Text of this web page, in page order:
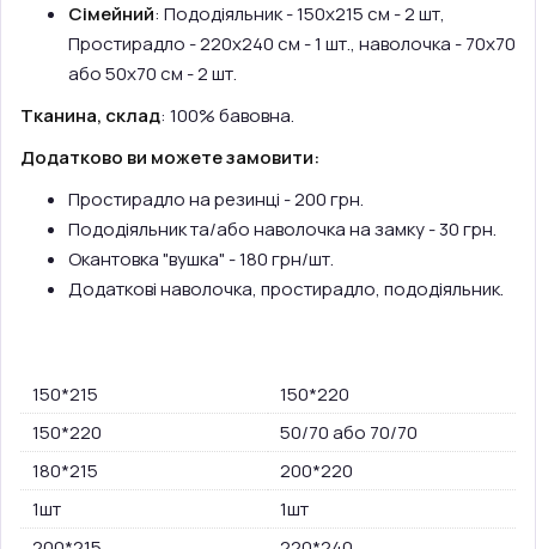
Сімейний: Пододіяльник - 150х215 см - 2 шт,
Простирадло - 220х240 см - 1 шт., наволочка - 70х70
або 50х70 см - 2 шт.
Тканина, склад: 100% бавовна.
Додатково ви можете замовити:
Простирадло на резинці - 200 грн.
Пододіяльник та/або наволочка на замку - 30 грн.
Окантовка "вушка" - 180 грн/шт.
Додаткові наволочка, простирадло, пододіяльник.
150*215
150*220
150*220
50/70 або 70/70
180*215
200*220
1шт
1шт